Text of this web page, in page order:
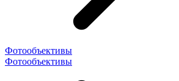
Фотообъективы
Фотообъективы